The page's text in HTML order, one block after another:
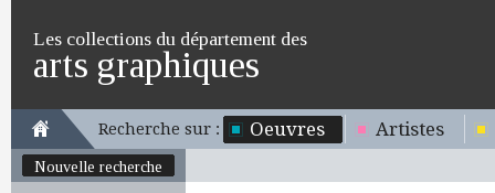
Les collections du département des
arts graphiques
Recherche sur : Oeuvres Artistes
Nouvelle recherche